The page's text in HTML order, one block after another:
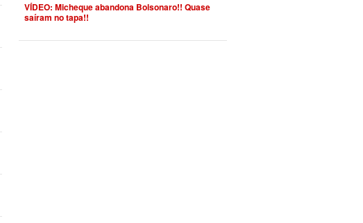
VÍDEO: Micheque abandona Bolsonaro!! Quase
saíram no tapa!!